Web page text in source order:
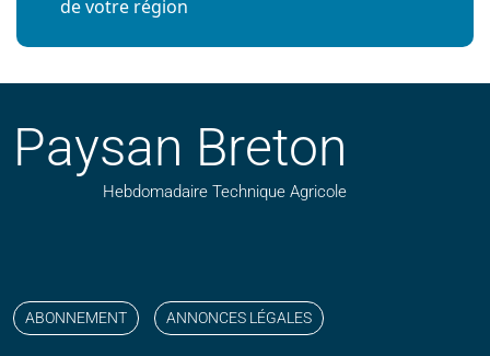
de votre région
Paysan Breton
Hebdomadaire Technique Agricole
ABONNEMENT ANNONCES LÉGALES